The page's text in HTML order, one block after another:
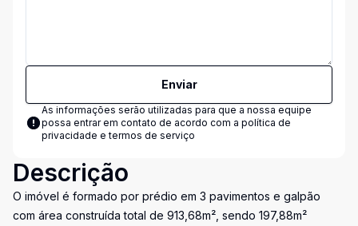
Enviar
As informações serão utilizadas para que a nossa equipe
possa entrar em contato de acordo com a política de
privacidade e termos de serviço
Descrição
O imóvel é formado por prédio em 3 pavimentos e galpão
com área construída total de 913,68m², sendo 197,88m²